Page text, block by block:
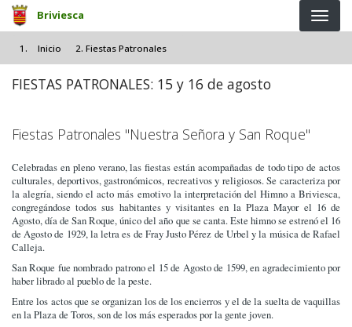
Pasar al contenido principal
Briviesca
Inicio Fiestas Patronales
FIESTAS PATRONALES: 15 y 16 de agosto
Fiestas Patronales "Nuestra Señora y San Roque"
Celebradas en pleno verano, las fiestas están acompañadas de todo tipo de actos
culturales, deportivos, gastronómicos, recreativos y religiosos. Se caracteriza por
la alegría, siendo el acto más emotivo la interpretación del Himno a Briviesca,
congregándose todos sus habitantes y visitantes en la Plaza Mayor el 16 de
Agosto, día de San Roque, único del año que se canta. Este himno se estrenó el 16
de Agosto de 1929, la letra es de Fray Justo Pérez de Urbel y la música de Rafael
Calleja.
San Roque fue nombrado patrono el 15 de Agosto de 1599, en agradecimiento por
haber librado al pueblo de la peste.
Entre los actos que se organizan los de los encierros y el de la suelta de vaquillas
en la Plaza de Toros, son de los más esperados por la gente joven.